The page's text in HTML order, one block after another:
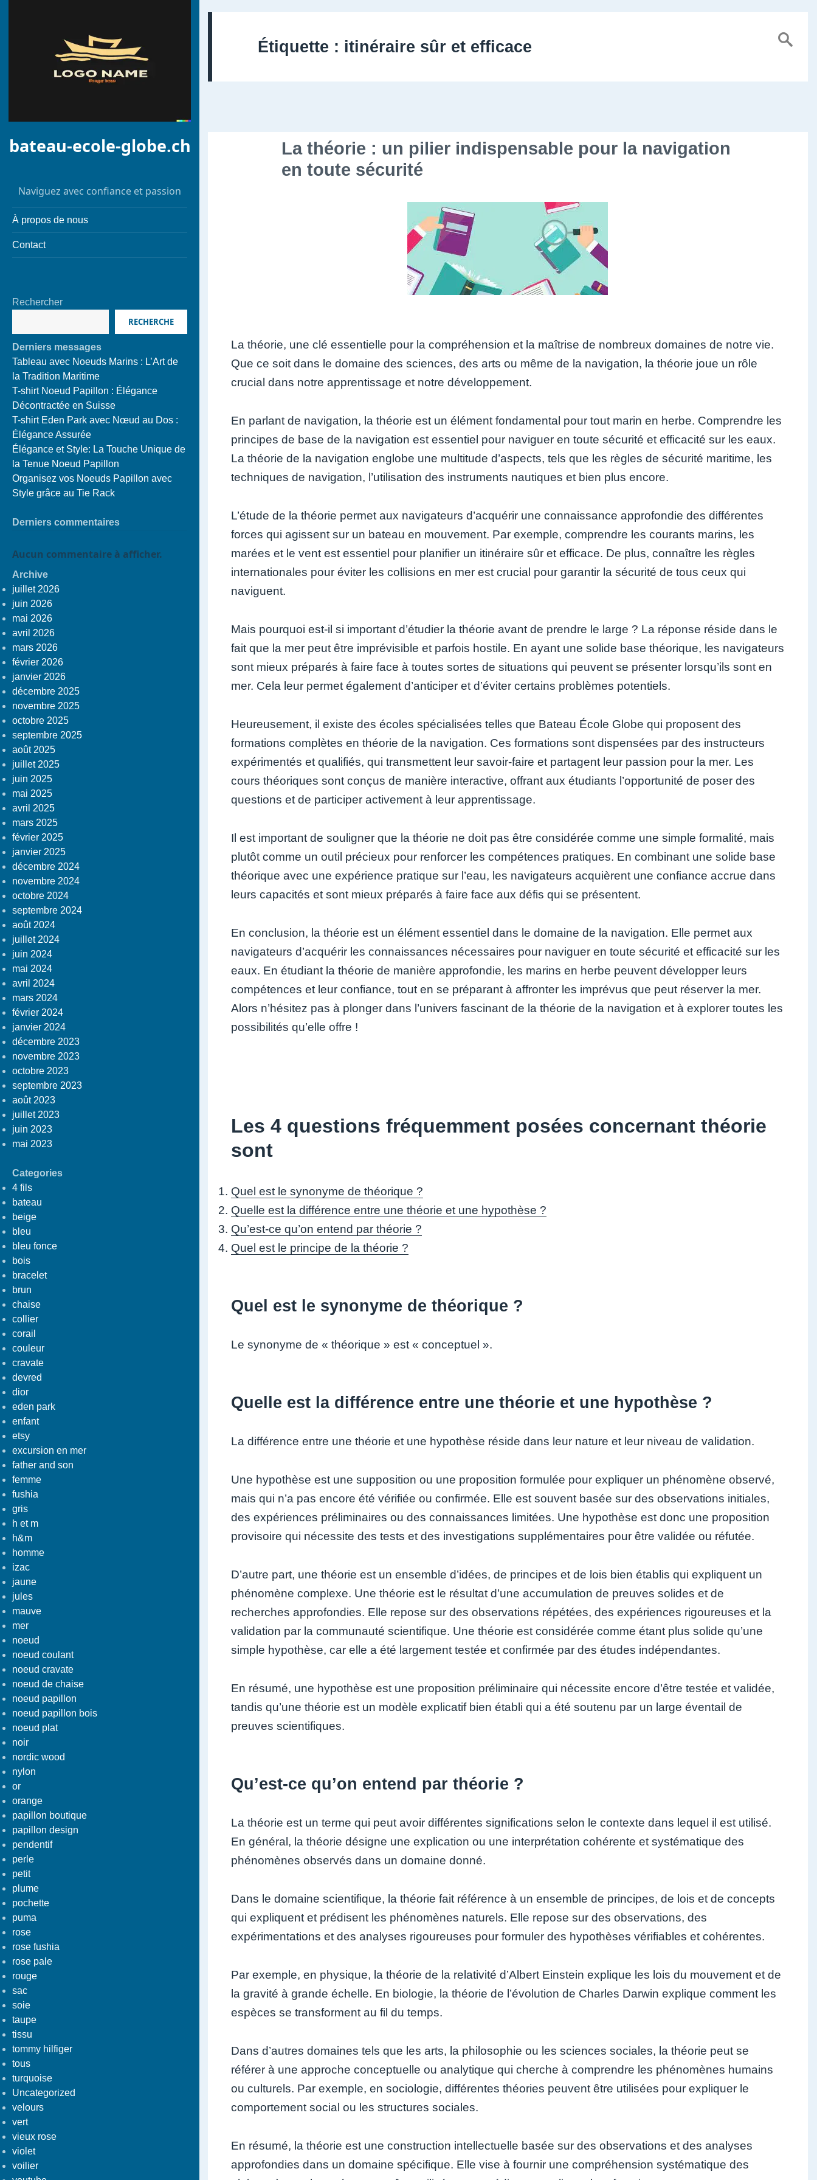
bateau-ecole-globe.ch
Naviguez avec confiance et passion
À propos de nous
Contact
Rechercher
RECHERCHE
Derniers messages
Tableau avec Noeuds Marins : L’Art de
la Tradition Maritime
T-shirt Noeud Papillon : Élégance
Décontractée en Suisse
T-shirt Eden Park avec Nœud au Dos :
Élégance Assurée
Élégance et Style: La Touche Unique de
la Tenue Noeud Papillon
Organisez vos Noeuds Papillon avec
Style grâce au Tie Rack
Derniers commentaires
Aucun commentaire à afficher.
Archive
juillet 2026
juin 2026
mai 2026
avril 2026
mars 2026
février 2026
janvier 2026
décembre 2025
novembre 2025
octobre 2025
septembre 2025
août 2025
juillet 2025
juin 2025
mai 2025
avril 2025
mars 2025
février 2025
janvier 2025
décembre 2024
novembre 2024
octobre 2024
septembre 2024
août 2024
juillet 2024
juin 2024
mai 2024
avril 2024
mars 2024
février 2024
janvier 2024
décembre 2023
novembre 2023
octobre 2023
septembre 2023
août 2023
juillet 2023
juin 2023
mai 2023
Categories
4 fils
bateau
beige
bleu
bleu fonce
bois
bracelet
brun
chaise
collier
corail
couleur
cravate
devred
dior
eden park
enfant
etsy
excursion en mer
father and son
femme
fushia
gris
h et m
h&m
homme
izac
jaune
jules
mauve
mer
noeud
noeud coulant
noeud cravate
noeud de chaise
noeud papillon
noeud papillon bois
noeud plat
noir
nordic wood
nylon
or
orange
papillon boutique
papillon design
pendentif
perle
petit
plume
pochette
puma
rose
rose fushia
rose pale
rouge
sac
soie
taupe
tissu
tommy hilfiger
tous
turquoise
Uncategorized
velours
vert
vieux rose
violet
voilier
Étiquette : itinéraire sûr et efficace
La théorie : un pilier indispensable pour la navigation
en toute sécurité
La théorie, une clé essentielle pour la compréhension et la maîtrise de nombreux domaines de notre vie.
Que ce soit dans le domaine des sciences, des arts ou même de la navigation, la théorie joue un rôle
crucial dans notre apprentissage et notre développement.
En parlant de navigation, la théorie est un élément fondamental pour tout marin en herbe. Comprendre les
principes de base de la navigation est essentiel pour naviguer en toute sécurité et efficacité sur les eaux.
La théorie de la navigation englobe une multitude d’aspects, tels que les règles de sécurité maritime, les
techniques de navigation, l’utilisation des instruments nautiques et bien plus encore.
L’étude de la théorie permet aux navigateurs d’acquérir une connaissance approfondie des différentes
forces qui agissent sur un bateau en mouvement. Par exemple, comprendre les courants marins, les
marées et le vent est essentiel pour planifier un itinéraire sûr et efficace. De plus, connaître les règles
internationales pour éviter les collisions en mer est crucial pour garantir la sécurité de tous ceux qui
naviguent.
Mais pourquoi est-il si important d’étudier la théorie avant de prendre le large ? La réponse réside dans le
fait que la mer peut être imprévisible et parfois hostile. En ayant une solide base théorique, les navigateurs
sont mieux préparés à faire face à toutes sortes de situations qui peuvent se présenter lorsqu’ils sont en
mer. Cela leur permet également d’anticiper et d’éviter certains problèmes potentiels.
Heureusement, il existe des écoles spécialisées telles que Bateau École Globe qui proposent des
formations complètes en théorie de la navigation. Ces formations sont dispensées par des instructeurs
expérimentés et qualifiés, qui transmettent leur savoir-faire et partagent leur passion pour la mer. Les
cours théoriques sont conçus de manière interactive, offrant aux étudiants l’opportunité de poser des
questions et de participer activement à leur apprentissage.
Il est important de souligner que la théorie ne doit pas être considérée comme une simple formalité, mais
plutôt comme un outil précieux pour renforcer les compétences pratiques. En combinant une solide base
théorique avec une expérience pratique sur l’eau, les navigateurs acquièrent une confiance accrue dans
leurs capacités et sont mieux préparés à faire face aux défis qui se présentent.
En conclusion, la théorie est un élément essentiel dans le domaine de la navigation. Elle permet aux
navigateurs d’acquérir les connaissances nécessaires pour naviguer en toute sécurité et efficacité sur les
eaux. En étudiant la théorie de manière approfondie, les marins en herbe peuvent développer leurs
compétences et leur confiance, tout en se préparant à affronter les imprévus que peut réserver la mer.
Alors n’hésitez pas à plonger dans l’univers fascinant de la théorie de la navigation et à explorer toutes les
possibilités qu’elle offre !
Les 4 questions fréquemment posées concernant théorie
sont
Quel est le synonyme de théorique ?
Quelle est la différence entre une théorie et une hypothèse ?
Qu’est-ce qu’on entend par théorie ?
Quel est le principe de la théorie ?
Quel est le synonyme de théorique ?
Le synonyme de « théorique » est « conceptuel ».
Quelle est la différence entre une théorie et une hypothèse ?
La différence entre une théorie et une hypothèse réside dans leur nature et leur niveau de validation.
Une hypothèse est une supposition ou une proposition formulée pour expliquer un phénomène observé,
mais qui n’a pas encore été vérifiée ou confirmée. Elle est souvent basée sur des observations initiales,
des expériences préliminaires ou des connaissances limitées. Une hypothèse est donc une proposition
provisoire qui nécessite des tests et des investigations supplémentaires pour être validée ou réfutée.
D’autre part, une théorie est un ensemble d’idées, de principes et de lois bien établis qui expliquent un
phénomène complexe. Une théorie est le résultat d’une accumulation de preuves solides et de
recherches approfondies. Elle repose sur des observations répétées, des expériences rigoureuses et la
validation par la communauté scientifique. Une théorie est considérée comme étant plus solide qu’une
simple hypothèse, car elle a été largement testée et confirmée par des études indépendantes.
En résumé, une hypothèse est une proposition préliminaire qui nécessite encore d’être testée et validée,
tandis qu’une théorie est un modèle explicatif bien établi qui a été soutenu par un large éventail de
preuves scientifiques.
Qu’est-ce qu’on entend par théorie ?
La théorie est un terme qui peut avoir différentes significations selon le contexte dans lequel il est utilisé.
En général, la théorie désigne une explication ou une interprétation cohérente et systématique des
phénomènes observés dans un domaine donné.
Dans le domaine scientifique, la théorie fait référence à un ensemble de principes, de lois et de concepts
qui expliquent et prédisent les phénomènes naturels. Elle repose sur des observations, des
expérimentations et des analyses rigoureuses pour formuler des hypothèses vérifiables et cohérentes.
Par exemple, en physique, la théorie de la relativité d’Albert Einstein explique les lois du mouvement et de
la gravité à grande échelle. En biologie, la théorie de l’évolution de Charles Darwin explique comment les
espèces se transforment au fil du temps.
Dans d’autres domaines tels que les arts, la philosophie ou les sciences sociales, la théorie peut se
référer à une approche conceptuelle ou analytique qui cherche à comprendre les phénomènes humains
ou culturels. Par exemple, en sociologie, différentes théories peuvent être utilisées pour expliquer le
comportement social ou les structures sociales.
En résumé, la théorie est une construction intellectuelle basée sur des observations et des analyses
approfondies dans un domaine spécifique. Elle vise à fournir une compréhension systématique des